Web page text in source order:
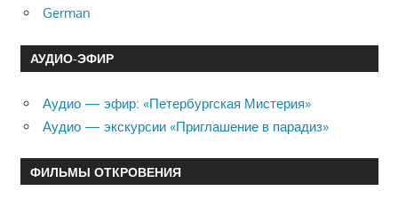
German
АУДИО-ЭФИР
Аудио — эфир: «Петербургская Мистерия»
Аудио — экскурсии «Приглашение в парадиз»
ФИЛЬМЫ ОТКРОВЕНИЯ